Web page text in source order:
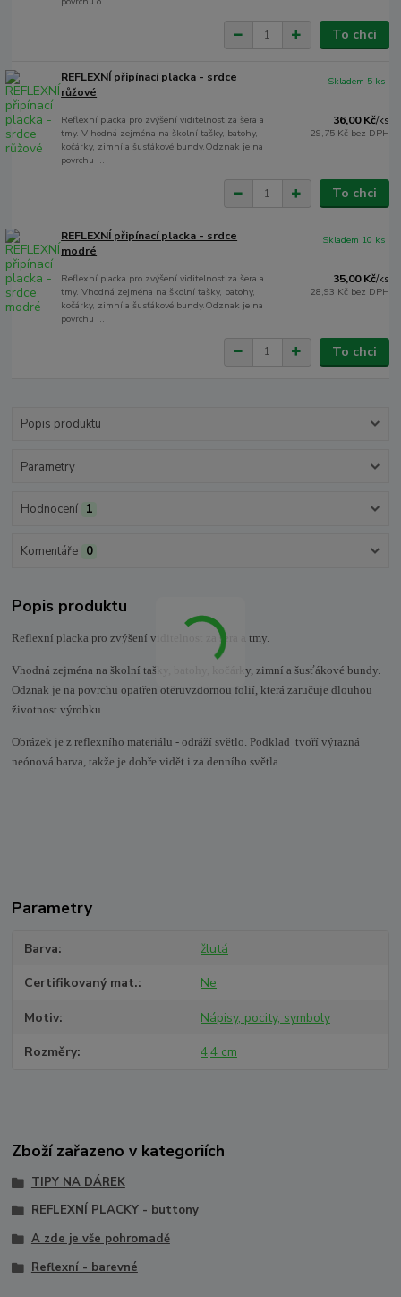
To chci
REFLEXNÍ připínací placka - srdce
růžové
Reflexní placka pro zvýšení viditelnost za šera a
tmy. V hodná zejména na školní tašky, batohy,
kočárky, zimní a šusťákové bundy.Odznak je na
povrchu ...
36,00 Kč/ks
29,75 Kč bez DPH
Skladem 5 ks
To chci
REFLEXNÍ připínací placka - srdce
modré
Reflexní placka pro zvýšení viditelnost za šera a
tmy. Vhodná zejména na školní tašky, batohy,
kočárky, zimní a šusťákové bundy.Odznak je na
povrchu ...
35,00 Kč/ks
28,93 Kč bez DPH
Skladem 10 ks
To chci
Popis produktu
Parametry
Hodnocení 1
Komentáře 0
Popis produktu
Reflexní placka pro zvýšení viditelnost za šera a tmy.
Vhodná zejména na školní tašky, batohy, kočárky, zimní a šusťákové bundy.
Odznak je na povrchu opatřen otěruvzdornou folií, která zaručuje dlouhou
životnost výrobku.
Obrázek je z reflexního materiálu - odráží světlo. Podklad tvoří výrazná
neónová barva, takže je dobře vidět i za denního světla.
Parametry
Barva žlutá
Certifikovaný mat. Ne
Motiv Nápisy, pocity, symboly
Rozměry 4,4 cm
Zboží zařazeno v kategoriích
TIPY NA DÁREK
REFLEXNÍ PLACKY - buttony
A zde je vše pohromadě
Reflexní - barevné